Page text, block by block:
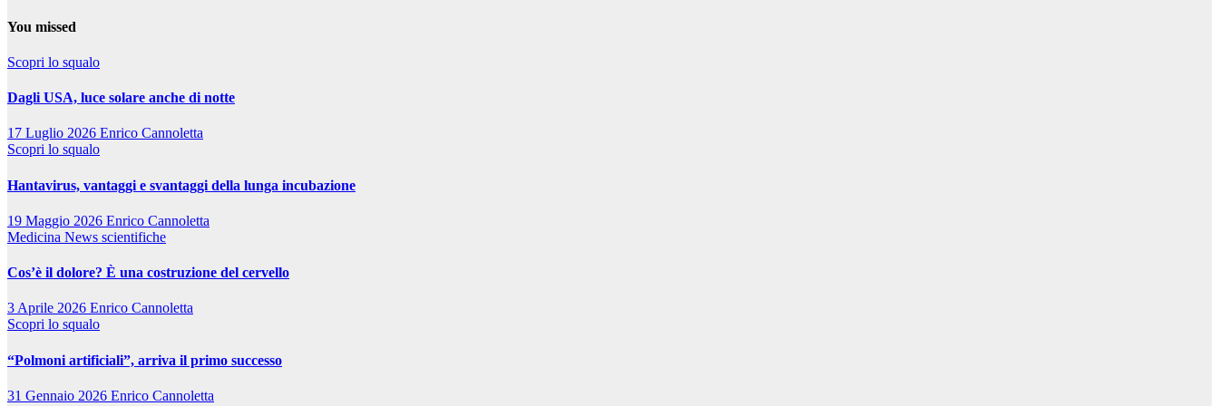
You missed
Scopri lo squalo
Dagli USA, luce solare anche di notte
17 Luglio 2026 Enrico Cannoletta
Scopri lo squalo
Hantavirus, vantaggi e svantaggi della lunga incubazione
19 Maggio 2026 Enrico Cannoletta
Medicina News scientifiche
Cos’è il dolore? È una costruzione del cervello
3 Aprile 2026 Enrico Cannoletta
Scopri lo squalo
“Polmoni artificiali”, arriva il primo successo
31 Gennaio 2026 Enrico Cannoletta